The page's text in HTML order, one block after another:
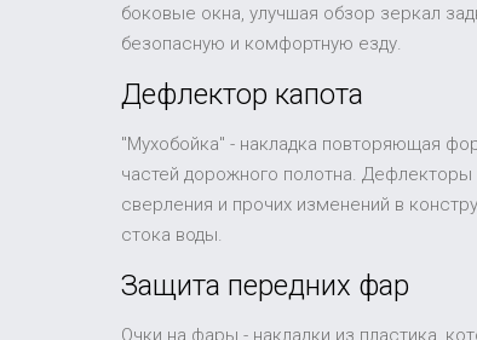
боковые окна, улучшая обзор зеркал
безопасную и комфортную езду.
Дефлектор капота
"Мухобойка" - накладка повторяющая
частей дорожного полотна. Дефлекторы
сверления и прочих изменений в
стока воды.
Защита передних фар
Очки на фары - накладки из пластика,